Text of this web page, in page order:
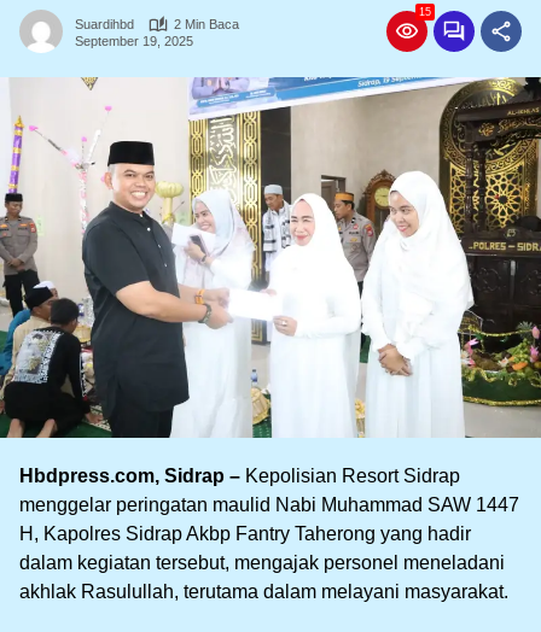
Suardihbd
2 Min Baca
September 19, 2025
15
Hbdpress.com, Sidrap – Kepolisian Resort Sidrap
menggelar peringatan maulid Nabi Muhammad SAW 1447
H, Kapolres Sidrap Akbp Fantry Taherong yang hadir
dalam kegiatan tersebut, mengajak personel meneladani
akhlak Rasulullah, terutama dalam melayani masyarakat.